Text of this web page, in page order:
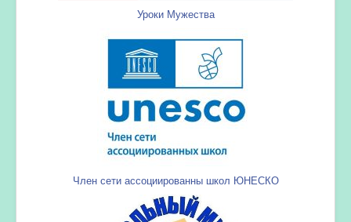
Уроки Мужества
Член сети ассоциированны школ ЮНЕСКО